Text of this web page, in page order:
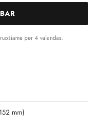
per 4 valandas.
mm)